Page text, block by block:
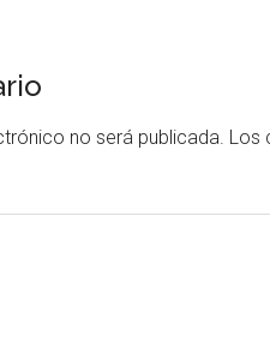
no será publicada. Los